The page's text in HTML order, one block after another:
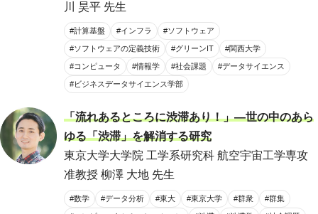
川 昊平 先生
#計算基盤 #インフラ #ソフトウェア
#ソフトウェアの定義技術 #グリーンIT #関西大学
#コンピュータ #情報学 #社会課題 #データサイエンス
#ビジネスデータサイエンス学部
「流れあるところに渋滞あり！」―世の中のあら
ゆる「渋滞」を解消する研究
東京大学大学院 工学系研究科 航空宇宙工学専攻
准教授 柳澤 大地 先生
#数学 #データ分析 #東大 #東京大学 #群衆 #群集